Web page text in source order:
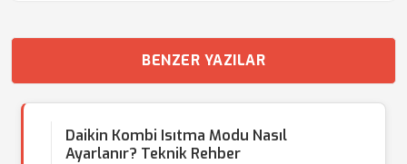
BENZER YAZILAR
Daikin Kombi Isıtma Modu Nasıl
Ayarlanır? Teknik Rehber